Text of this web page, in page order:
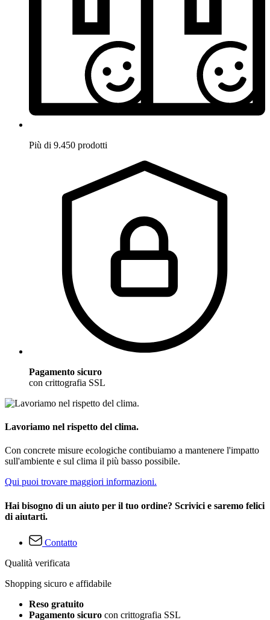
Più di 9.450 prodotti
Pagamento sicuro
con crittografia SSL
Lavoriamo nel rispetto del clima.
Con concrete misure ecologiche contibuiamo a mantenere l'impatto
sull'ambiente e sul clima il più basso possibile.
Qui puoi trovare maggiori informazioni.
Hai bisogno di un aiuto per il tuo ordine? Scrivici e saremo felici
di aiutarti.
Contatto
Qualità verificata
Shopping sicuro e affidabile
Reso gratuito
Pagamento sicuro con crittografia SSL